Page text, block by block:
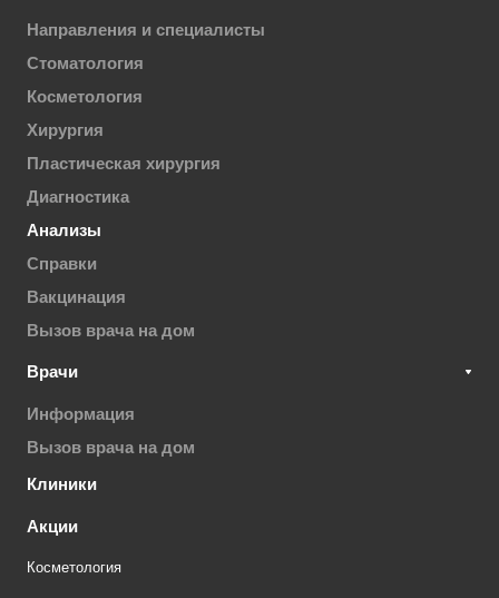
Направления и специалисты
Стоматология
Косметология
Хирургия
Пластическая хирургия
Диагностика
Анализы
Справки
Вакцинация
Вызов врача на дом
Врачи
Информация
Вызов врача на дом
Клиники
Акции
Косметология